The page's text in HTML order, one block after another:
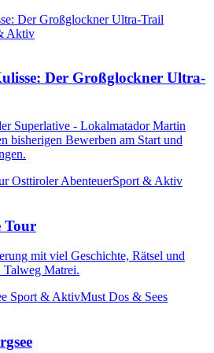
Aktiv
Der Großglockner Ultra-
Superlative - Lokalmatador Martin
bisherigen Bewerben am Start und
Osttiroler AbenteuerSport & Aktiv
Tour
mit viel Geschichte, Rätsel und
Talweg Matrei.
Sport & AktivMust Dos & Sees